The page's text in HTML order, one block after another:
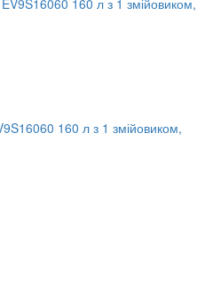
160 л з 1 змійовиком,